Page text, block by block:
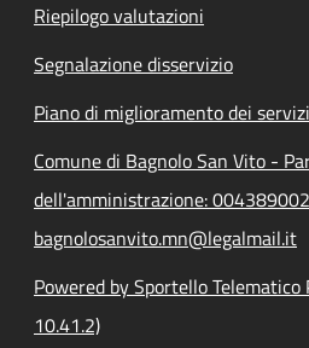
Riepilogo valutazioni
Segnalazione disservizio
Piano di miglioramento dei servizi
Comune di Bagnolo San Vito -
dell'amministrazione:
bagnolosanvito.mn@legalmail.it
Powered by Sportello Telematico
10.41.2)